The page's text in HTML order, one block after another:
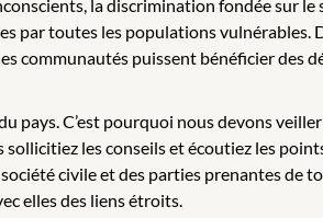
la discrimination fondée sur le
par toutes les populations vulnérables.
communautés puissent bénéficier des
pays. C’est pourquoi nous devons veiller
sollicitiez les conseils et écoutiez les
civile et des parties prenantes de
elles des liens étroits.